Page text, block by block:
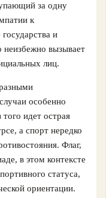
за одну
к
и
неизбежно вызывает
лиц.
особенно
идет острая
а спорт нередко
Флаг,
в этом контексте
статуса,
ориентации.